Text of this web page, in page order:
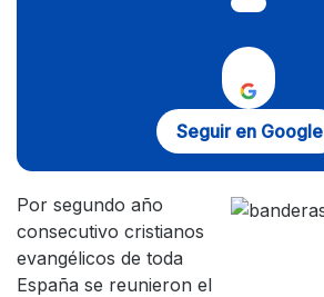
Seguir en Google
Por segundo año
consecutivo cristianos
evangélicos de toda
España se reunieron el